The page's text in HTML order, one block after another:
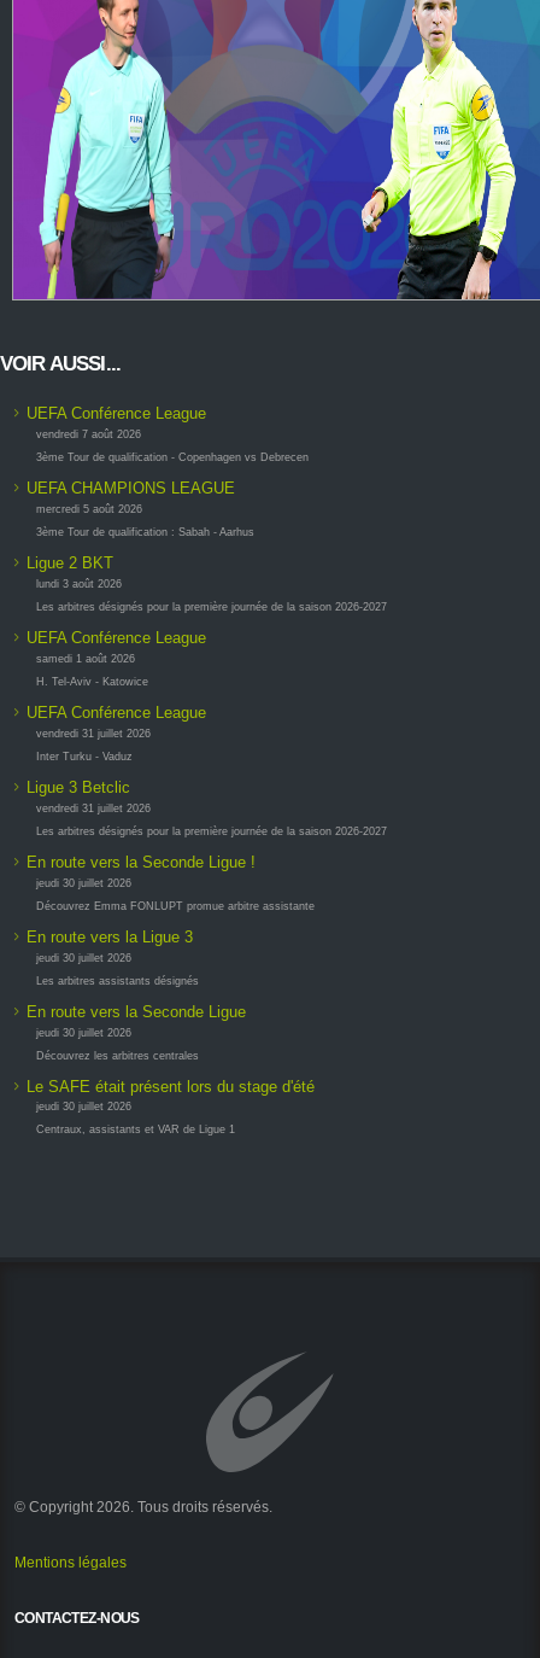
VOIR AUSSI...
UEFA Conférence League
vendredi 7 août 2026
3ème Tour de qualification - Copenhagen vs Debrecen
UEFA CHAMPIONS LEAGUE
mercredi 5 août 2026
3ème Tour de qualification : Sabah - Aarhus
Ligue 2 BKT
lundi 3 août 2026
Les arbitres désignés pour la première journée de la saison 2026-2027
UEFA Conférence League
samedi 1 août 2026
H. Tel-Aviv - Katowice
UEFA Conférence League
vendredi 31 juillet 2026
Inter Turku - Vaduz
Ligue 3 Betclic
vendredi 31 juillet 2026
Les arbitres désignés pour la première journée de la saison 2026-2027
En route vers la Seconde Ligue !
jeudi 30 juillet 2026
Découvrez Emma FONLUPT promue arbitre assistante
En route vers la Ligue 3
jeudi 30 juillet 2026
Les arbitres assistants désignés
En route vers la Seconde Ligue
jeudi 30 juillet 2026
Découvrez les arbitres centrales
Le SAFE était présent lors du stage d'été
jeudi 30 juillet 2026
Centraux, assistants et VAR de Ligue 1
© Copyright 2026. Tous droits réservés.
Mentions légales
CONTACTEZ-NOUS